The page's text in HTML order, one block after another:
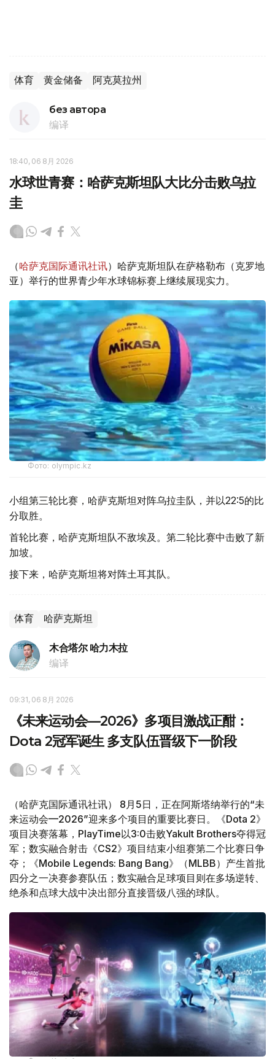
体育 黄金储备 阿克莫拉州
без автора
编译
18:40, 06 8月 2026
水球世青赛：哈萨克斯坦队大比分击败乌拉
圭
（哈萨克国际通讯社讯）哈萨克斯坦队在萨格勒布（克罗地
亚）举行的世界青少年水球锦标赛上继续展现实力。
Фото: olympic.kz
小组第三轮比赛，哈萨克斯坦对阵乌拉圭队，并以22:5的比
分取胜。
首轮比赛，哈萨克斯坦队不敌埃及。第二轮比赛中击败了新
加坡。
接下来，哈萨克斯坦将对阵土耳其队。
体育 哈萨克斯坦
木合塔尔 哈力木拉
编译
09:31, 06 8月 2026
《未来运动会—2026》多项目激战正酣：
Dota 2冠军诞生 多支队伍晋级下一阶段
（哈萨克国际通讯社讯） 8月5日，正在阿斯塔纳举行的“未
来运动会—2026”迎来多个项目的重要比赛日。《Dota 2》
项目决赛落幕，PlayTime以3:0击败Yakult Brothers夺得冠
军；数实融合射击《CS2》项目结束小组赛第二个比赛日争
夺；《Mobile Legends: Bang Bang》（MLBB）产生首批
四分之一决赛参赛队伍；数实融合足球项目则在多场逆转、
绝杀和点球大战中决出部分直接晋级八强的球队。